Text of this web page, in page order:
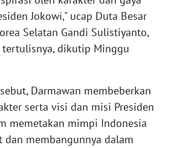
Jokowi," ucap Duta Besar
Selatan Gandi Sulistiyanto,
dikutip Minggu
Darmawan membeberkan
serta visi dan misi Presiden
memetakan mimpi Indonesia
dan membangunnya dalam